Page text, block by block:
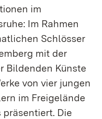
im
Im Rahmen
Schlösser
mit der
Bildenden Künste
von vier jungen
im Freigelände
Die